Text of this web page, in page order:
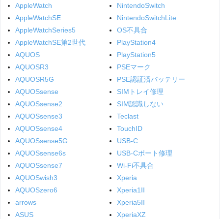
AppleWatch
AppleWatchSE
AppleWatchSeries5
AppleWatchSE第2世代
AQUOS
AQUOSR3
AQUOSR5G
AQUOSsense
AQUOSsense2
AQUOSsense3
AQUOSsense4
AQUOSsense5G
AQUOSsense6s
AQUOSsense7
AQUOSwish3
AQUOSzero6
arrows
ASUS
NintendoSwitch
NintendoSwitchLite
OS不具合
PlayStation4
PlayStation5
PSEマーク
PSE認証済バッテリー
SIMトレイ修理
SIM認識しない
Teclast
TouchID
USB-C
USB-Cポート修理
Wi-Fi不具合
Xperia
Xperia1II
Xperia5II
XperiaXZ